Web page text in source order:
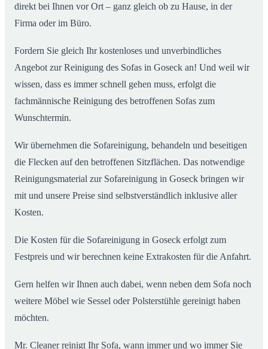
direkt bei Ihnen vor Ort – ganz gleich ob zu Hause, in der
Firma oder im Büro.
Fordern Sie gleich Ihr kostenloses und unverbindliches
Angebot zur Reinigung des Sofas in Goseck an! Und weil wir
wissen, dass es immer schnell gehen muss, erfolgt die
fachmännische Reinigung des betroffenen Sofas zum
Wunschtermin.
Wir übernehmen die Sofareinigung, behandeln und beseitigen
die Flecken auf den betroffenen Sitzflächen. Das notwendige
Reinigungsmaterial zur Sofareinigung in Goseck bringen wir
mit und unsere Preise sind selbstverständlich inklusive aller
Kosten.
Die Kosten für die Sofareinigung in Goseck erfolgt zum
Festpreis und wir berechnen keine Extrakosten für die Anfahrt.
Gern helfen wir Ihnen auch dabei, wenn neben dem Sofa noch
weitere Möbel wie Sessel oder Polsterstühle gereinigt haben
möchten.
Mr. Cleaner reinigt Ihr Sofa, wann immer und wo immer Sie